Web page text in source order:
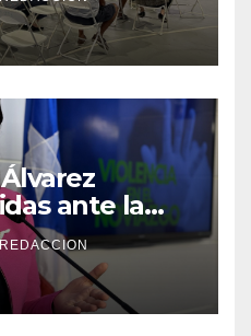
ante la
REDACCION